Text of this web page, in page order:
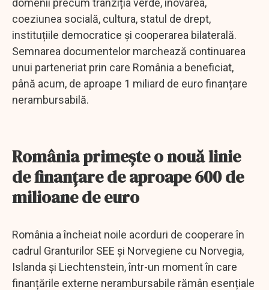
coeziunea socială, cultura, statul de drept,
instituțiile democratice și cooperarea bilaterală.
Semnarea documentelor marchează continuarea
unui parteneriat prin care România a beneficiat,
până acum, de aproape 1 miliard de euro finanțare
nerambursabilă.
România primește o nouă linie
de finanțare de aproape 600 de
milioane de euro
România a încheiat noile acorduri de cooperare în
cadrul Granturilor SEE și Norvegiene cu Norvegia,
Islanda și Liechtenstein, într-un moment în care
finanțările externe nerambursabile rămân esențiale